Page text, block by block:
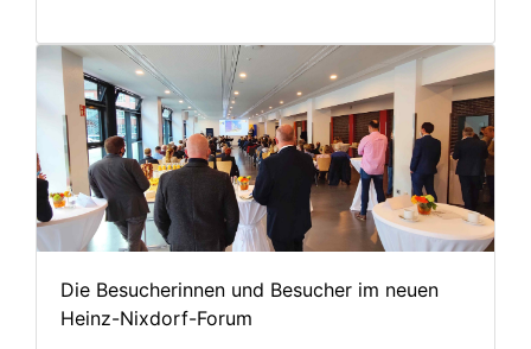
Die Besucherinnen und Besucher im neuen
Heinz-Nixdorf-Forum